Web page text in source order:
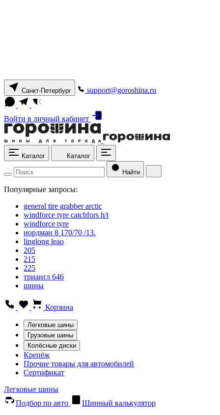
Санкт-Петербург support@goroshina.ru
Войти в личный кабинет
Каталог Каталог
Найти
Популярные запросы:
general tire grabber arctic
windforce tyre catchfors h/t
windforce tyre
нордман 8 170/70 /13.
linglong leao
205
215
225
триангл 646
шины
Корзина
Легковые шины
Грузовые шины
Колёсные диски
Крепёж
Прочие товары для автомобилей
Сертификат
Легковые шины
Подбор по авто
Шинный калькулятор